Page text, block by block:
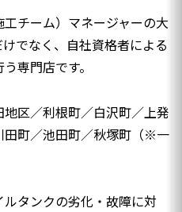
チーム）マネージャーの大
でなく、自社資格者による
専門店です。
地区／利根町／白沢町／上発
田町／池田町／秋塚町（※一
ルタンクの劣化・故障に対